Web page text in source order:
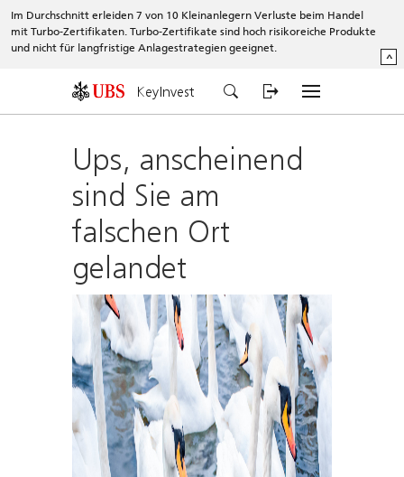
Im Durchschnitt erleiden 7 von 10 Kleinanlegern Verluste beim Handel
mit Turbo-Zertifikaten. Turbo-Zertifikate sind hoch risikoreiche Produkte
und nicht für langfristige Anlagestrategien geeignet.
^
KeyInvest
Ups, anscheinend
sind Sie am
falschen Ort
gelandet